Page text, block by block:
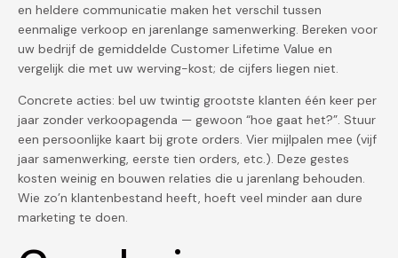
en heldere communicatie maken het verschil tussen
eenmalige verkoop en jarenlange samenwerking. Bereken voor
uw bedrijf de gemiddelde Customer Lifetime Value en
vergelijk die met uw werving-kost; de cijfers liegen niet.
Concrete acties: bel uw twintig grootste klanten één keer per
jaar zonder verkoopagenda — gewoon “hoe gaat het?”. Stuur
een persoonlijke kaart bij grote orders. Vier mijlpalen mee (vijf
jaar samenwerking, eerste tien orders, etc.). Deze gestes
kosten weinig en bouwen relaties die u jarenlang behouden.
Wie zo’n klantenbestand heeft, hoeft veel minder aan dure
marketing te doen.